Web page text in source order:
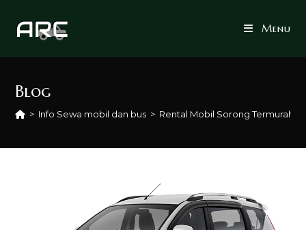
Menu
Blog
> Info Sewa mobil dan bus > Rental Mobil Sorong Termurah